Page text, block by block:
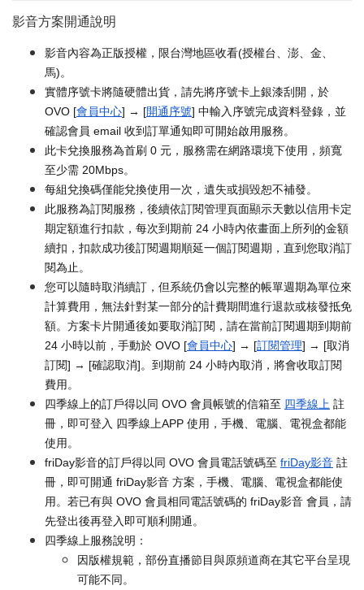
影音方案開通說明
影音內容為正版授權，限台灣地區收看(授權台、澎、金、
馬)。
實體序號卡將隨硬體出貨，請先將序號卡上銀漆刮開，於
OVO [會員中心] → [開通序號] 中輸入序號完成資料登錄，並
確認會員 email 收到訂單通知即可開始啟用服務。
此卡兌換服務為首刷 0 元，服務需在網路環境下使用，頻寬
至少需 20Mbps。
每組兌換碼僅能兌換使用一次，遺失或損毀恕不補發。
此服務為訂閱服務，後續依訂閱管理頁面顯示天數以信用卡定
期定額進行扣款，每次到期前 24 小時內依畫面上所列的金額
續扣，扣款成功後訂閱週期順延一個訂閱週期，直到您取消訂
閱為止。
您可以隨時取消續訂，但系統仍會以完整的帳單週期為單位來
計算費用，無法針對某一部分的計費期間進行退款或核發抵免
額。方案卡片開通後如要取消訂閱，請在當前訂閱週期到期前
24 小時以前，手動於 OVO [會員中心] → [訂閱管理] → [取消
訂閱] → [確認取消]。到期前 24 小時內取消，將會收取訂閱
費用。
四季線上的訂戶得以同 OVO 會員帳號的信箱至 四季線上 註
冊，即可登入 四季線上APP 使用，手機、電腦、電視盒都能
使用。
friDay影音的訂戶得以同 OVO 會員電話號碼至 friDay影音 註
冊，即可開通 friDay影音 方案，手機、電腦、電視盒都能使
用。若已有與 OVO 會員相同電話號碼的 friDay影音 會員，請
先登出後再登入即可順利開通。
四季線上服務說明：
因版權規範，部份直播節目與原頻道商在其它平台呈現
可能不同。